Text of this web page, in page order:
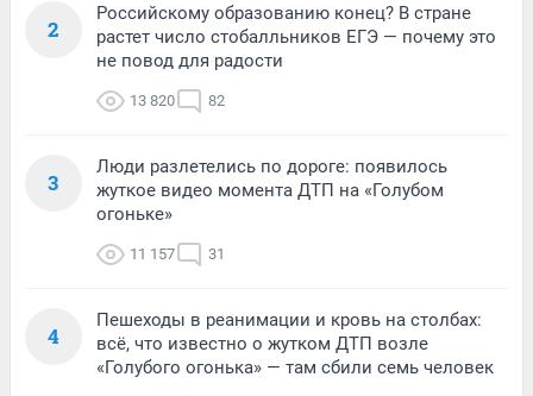
2
Российскому образованию конец? В стране
растет число стобалльников ЕГЭ — почему это
не повод для радости
13 820 82
3
Люди разлетелись по дороге: появилось
жуткое видео момента ДТП на «Голубом
огоньке»
11 157 31
4
Пешеходы в реанимации и кровь на столбах:
всё, что известно о жутком ДТП возле
«Голубого огонька» — там сбили семь человек